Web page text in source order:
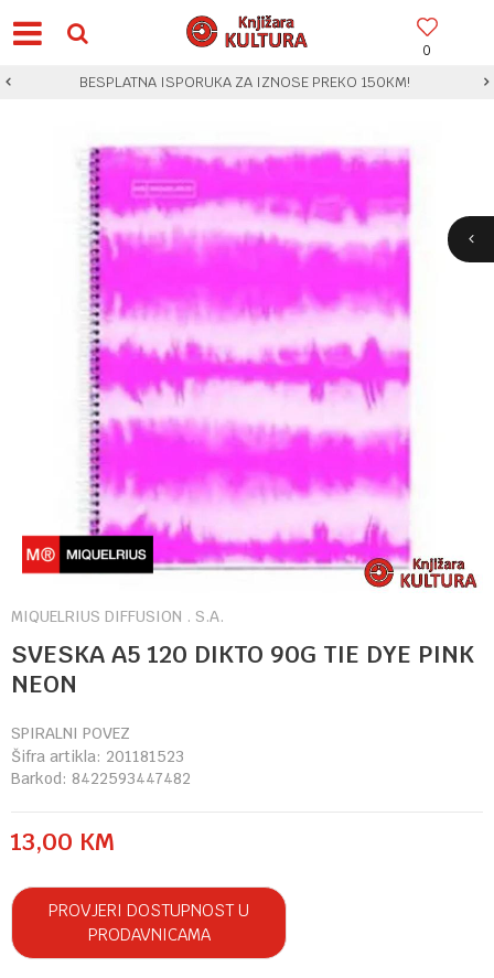
0
BESPLATNA ISPORUKA ZA IZNOSE PREKO 150KM!
MIQUELRIUS DIFFUSION . S.A.
SVESKA A5 120 DIKTO 90G TIE DYE PINK
NEON
SPIRALNI POVEZ
Šifra artikla: 201181523
Barkod: 8422593447482
13,00 KM
PROVJERI DOSTUPNOST U
PRODAVNICAMA